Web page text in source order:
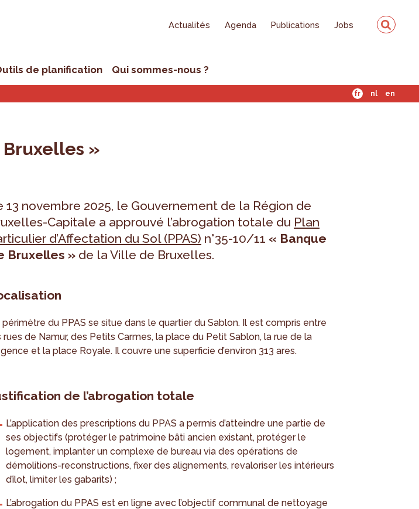
Actualités Agenda Publications Jobs
de planification Qui sommes-nous ?
fr nl en
Bruxelles »
13 novembre 2025, le Gouvernement de la Région de
Capitale a approuvé l’abrogation totale du Plan
d’Affectation du Sol (PPAS) n°35-10/11 « Banque
Bruxelles » de la Ville de Bruxelles.
périmètre du PPAS se situe dans le quartier du Sablon. Il est compris entre
rues de Namur, des Petits Carmes, la place du Petit Sablon, la rue de la
et la place Royale. Il couvre une superficie d’environ 313 ares.
de l’abrogation totale
L’application des prescriptions du PPAS a permis d’atteindre une partie de
ses objectifs (protéger le patrimoine bâti ancien existant, protéger le
logement, implanter un complexe de bureau via des opérations de
démolitions-reconstructions, fixer des alignements, revaloriser les intérieurs
d’îlot, limiter les gabarits) ;
L’abrogation du PPAS est en ligne avec l’objectif communal de nettoyage